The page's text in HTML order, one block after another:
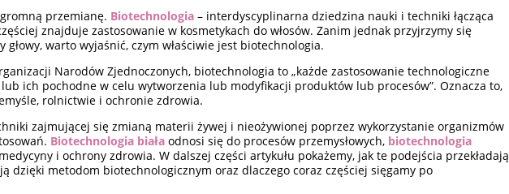
przemianę. Biotechnologia – interdyscyplinarna dziedzina nauki i techniki łącząca
znajduje zastosowanie w kosmetykach do włosów. Zanim jednak przyjrzymy się
warto wyjaśnić, czym właściwie jest biotechnologia.
Narodów Zjednoczonych, biotechnologia to „każde zastosowanie technologiczne
ich pochodne w celu wytworzenia lub modyfikacji produktów lub procesów”. Oznacza to,
rolnictwie i ochronie zdrowia.
zajmującej się zmianą materii żywej i nieożywionej poprzez wykorzystanie organizmów
Biotechnologia biała odnosi się do procesów przemysłowych, biotechnologia
i ochrony zdrowia. W dalszej części artykułu pokażemy, jak te podejścia przekładają
dzięki metodom biotechnologicznym oraz dlaczego coraz częściej sięgamy po